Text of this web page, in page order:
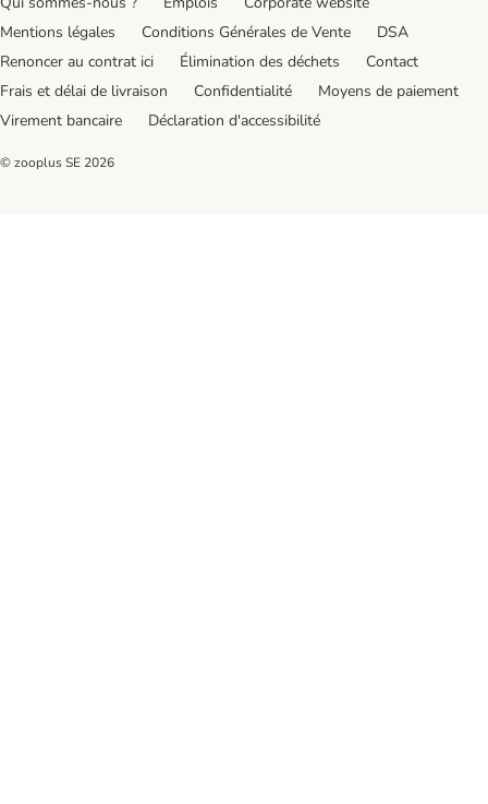
Mentions légales
Conditions Générales de Vente
DSA
Renoncer au contrat ici
Élimination des déchets
Contact
Frais et délai de livraison
Confidentialité
Moyens de paiement
Virement bancaire
Déclaration d'accessibilité
© zooplus SE 2026